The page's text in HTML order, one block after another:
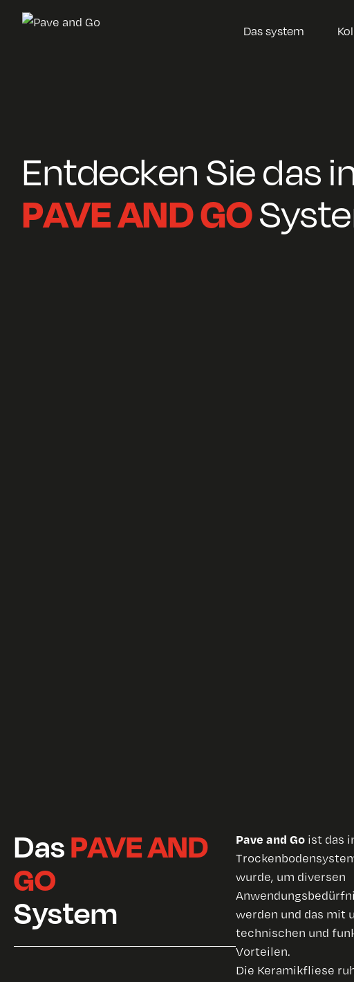
Das system
Entdecken Sie das
PAVE AND GO
DasPAVE AND
GO
System
Pave and Go ist das
wurde, um diversen
werden und das mit
technischen und
Vorteilen.
Die Keramikfliese